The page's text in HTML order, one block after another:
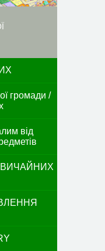
громади /
від